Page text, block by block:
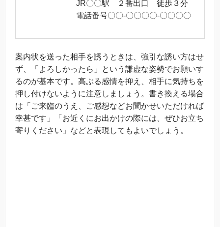
JR〇〇駅 ２番出口 徒歩３分
電話番号〇〇-〇〇〇〇-〇〇〇〇
案内状を送った相手を誘うときは、強引な誘い方はせ
ず、「よろしかったら」という謙虚な姿勢でお願いす
るのが基本です。高ぶる感情を抑え、相手に気持ちを
押し付けないように注意しましょう。書き換える場合
は「ご来臨のうえ、ご感想などお聞かせいただければ
幸甚です」「お近くにお出かけの際には、ぜひお立ち
寄りください」などと表現してもよいでしょう。